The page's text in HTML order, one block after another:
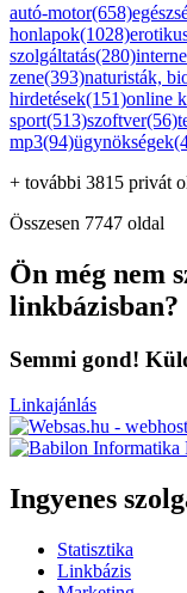
autó-motor(658)
honlapok(1028)
szolgáltatás(280)
zene(393)naturisták,
hirdetések(151)online
sport(513)szoftver(56)
mp3(94)
+ további 3815 privát
Összesen 7747 oldal
Ön még nem
linkbázisban?
Semmi gond!
Linkajánlás
Ingyenes
Statisztika
Linkbázis